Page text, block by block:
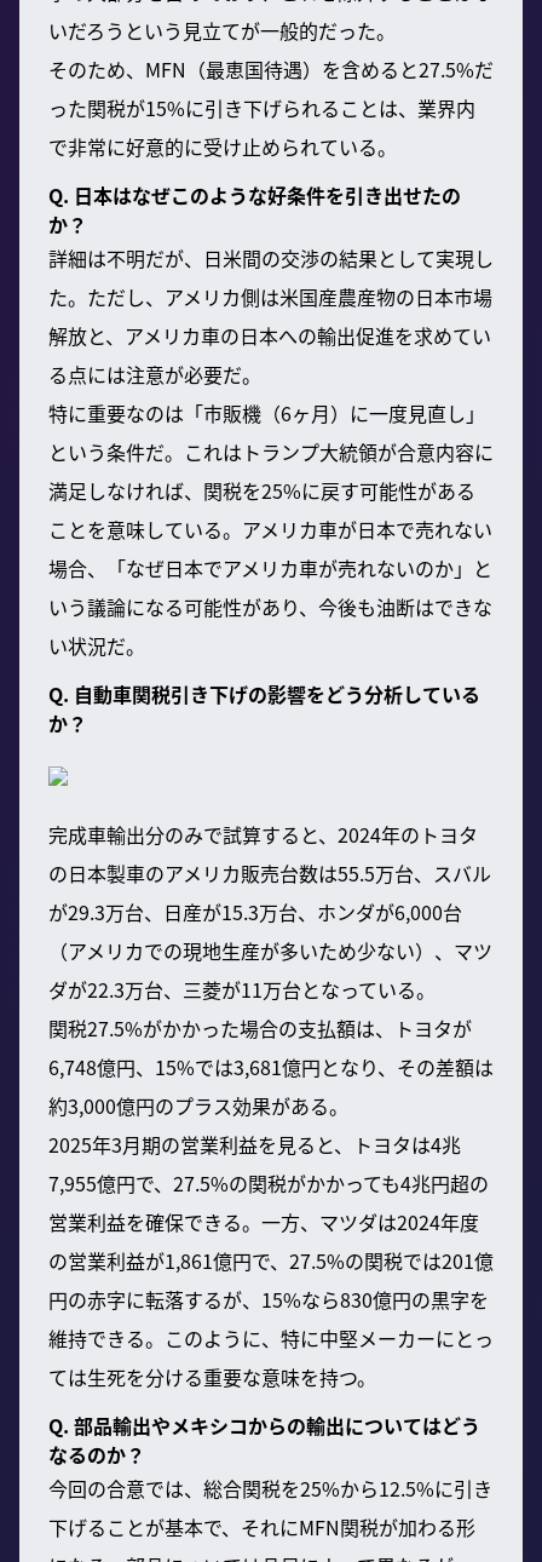
いだろうという見立てが一般的だった。
そのため、MFN（最恵国待遇）を含めると27.5%だ
った関税が15%に引き下げられることは、業界内
で非常に好意的に受け止められている。
Q. 日本はなぜこのような好条件を引き出せたの
か？
詳細は不明だが、日米間の交渉の結果として実現し
た。ただし、アメリカ側は米国産農産物の日本市場
解放と、アメリカ車の日本への輸出促進を求めてい
る点には注意が必要だ。
特に重要なのは「市販機（6ヶ月）に一度見直し」
という条件だ。これはトランプ大統領が合意内容に
満足しなければ、関税を25%に戻す可能性がある
ことを意味している。アメリカ車が日本で売れない
場合、「なぜ日本でアメリカ車が売れないのか」と
いう議論になる可能性があり、今後も油断はできな
い状況だ。
Q. 自動車関税引き下げの影響をどう分析している
か？
完成車輸出分のみで試算すると、2024年のトヨタ
の日本製車のアメリカ販売台数は55.5万台、スバル
が29.3万台、日産が15.3万台、ホンダが6,000台
（アメリカでの現地生産が多いため少ない）、マツ
ダが22.3万台、三菱が11万台となっている。
関税27.5%がかかった場合の支払額は、トヨタが
6,748億円、15%では3,681億円となり、その差額は
約3,000億円のプラス効果がある。
2025年3月期の営業利益を見ると、トヨタは4兆
7,955億円で、27.5%の関税がかかっても4兆円超の
営業利益を確保できる。一方、マツダは2024年度
の営業利益が1,861億円で、27.5%の関税では201億
円の赤字に転落するが、15%なら830億円の黒字を
維持できる。このように、特に中堅メーカーにとっ
ては生死を分ける重要な意味を持つ。
Q. 部品輸出やメキシコからの輸出についてはどう
なるのか？
今回の合意では、総合関税を25%から12.5%に引き
下げることが基本で、それにMFN関税が加わる形